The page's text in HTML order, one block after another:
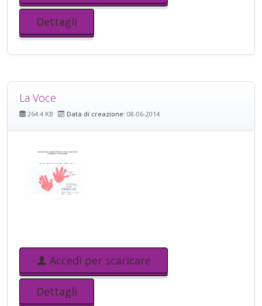
Dettagli
La Voce
264.4 KB Data di creazione: 08-06-2014
Accedi per scaricare
Dettagli